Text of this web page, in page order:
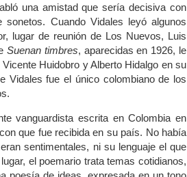
una amistad que sería decisiva con
Cuando Vidales leyó algunos
lugar de reunión de Los Nuevos, Luis
Suenan timbres, aparecidas en 1926, le
Vicente Huidobro y Alberto Hidalgo en su
Vidales fue el único colombiano de los
vanguardista escrita en Colombia en
que fue recibida en su país. No había
sentimentales, ni su lenguaje el que
el poemario trata temas cotidianos,